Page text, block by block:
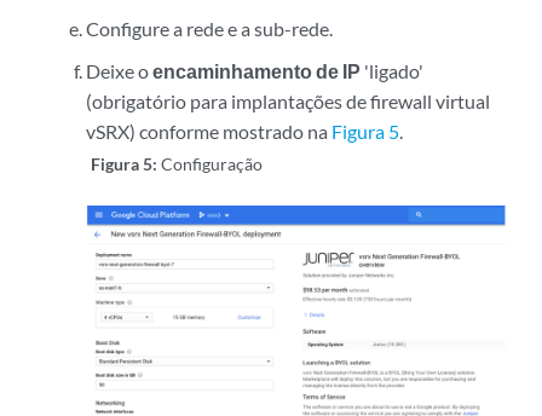
Configure a rede e a sub-rede.
Deixe oencaminhamento de IP 'ligado'
(obrigatório para implantações de firewall virtual
vSRX) conforme mostrado na Figura 5.
Figura 5: Configuração